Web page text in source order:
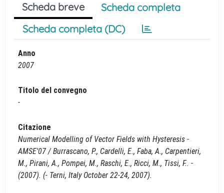
Scheda breve
Scheda completa
Scheda completa (DC)
Anno
2007
Titolo del convegno
-
Citazione
Numerical Modelling of Vector Fields with Hysteresis -
AMSE'07 / Burrascano, P., Cardelli, E., Faba, A., Carpentieri,
M., Pirani, A., Pompei, M., Raschi, E., Ricci, M., Tissi, F.. -
(2007). (- Terni, Italy October 22-24, 2007).